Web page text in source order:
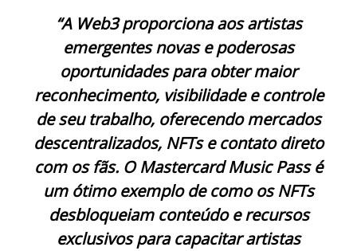
“A Web3 proporciona aos artistas
emergentes novas e poderosas
oportunidades para obter maior
reconhecimento, visibilidade e controle
de seu trabalho, oferecendo mercados
descentralizados, NFTs e contato direto
com os fãs. O Mastercard Music Pass é
um ótimo exemplo de como os NFTs
desbloqueiam conteúdo e recursos
exclusivos para capacitar artistas